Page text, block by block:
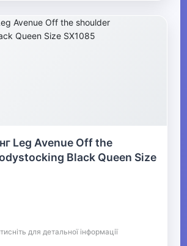
Leg Avenue Off the
Black Queen Size
для детальної інформації